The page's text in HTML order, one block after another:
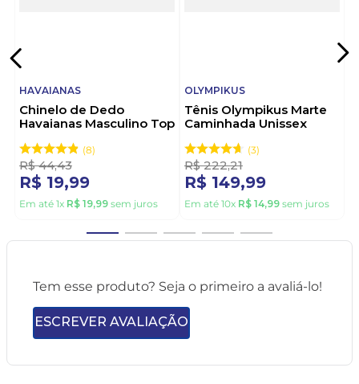
HAVAIANAS
Chinelo de Dedo
Havaianas Masculino Top
8
R$ 44,43
R$ 19,99
Em até 1x R$ 19,99 sem juros
OLYMPIKUS
Tênis Olympikus Marte
Caminhada Unissex
3
R$ 222,21
R$ 149,99
Em até 10x R$ 14,99 sem juros
Tem esse produto? Seja o primeiro a avaliá-lo!
ESCREVER AVALIAÇÃO